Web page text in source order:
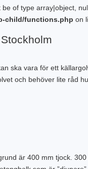
of type array|object,
child/functions.php on
ska vara för ett
och behöver lite råd
är 400 mm tjock.